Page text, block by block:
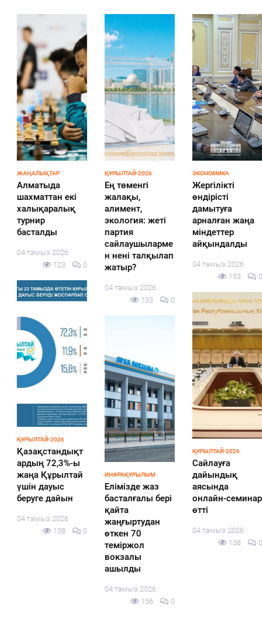
ЖАҢАЛЫҚТАР
Алматыда
шахматтан екі
халықаралық
турнир
басталды
04 тамыз 2026
123
0
ҚҰРЫЛТАЙ-2026
Қазақстандықт
ардың 72,3%-ы
жаңа Құрылтай
үшін дауыс
беруге дайын
04 тамыз 2026
138
0
ҚҰРЫЛТАЙ-2026
Ең төменгі
жалақы,
алимент,
экология: жеті
партия
сайлаушыларме
н нені талқылап
жатыр?
04 тамыз 2026
133
0
ИНФРАҚҰРЫЛЫМ
Елімізде жаз
басталғалы бері
қайта
жаңғыртудан
өткен 70
теміржол
вокзалы
ашылды
04 тамыз 2026
156
0
ЭКОНОМИКА
Жергілікті
өндірісті
дамытуға
арналған жаңа
міндеттер
айқындалды
04 тамыз 2026
153
0
ҚҰРЫЛТАЙ-2026
Cайлауға
дайындық
аясында
онлайн-семинар
өтті
04 тамыз 2026
138
0